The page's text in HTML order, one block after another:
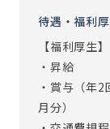
待遇・福利
【福利厚生】
・昇給
・賞与（年
月分）